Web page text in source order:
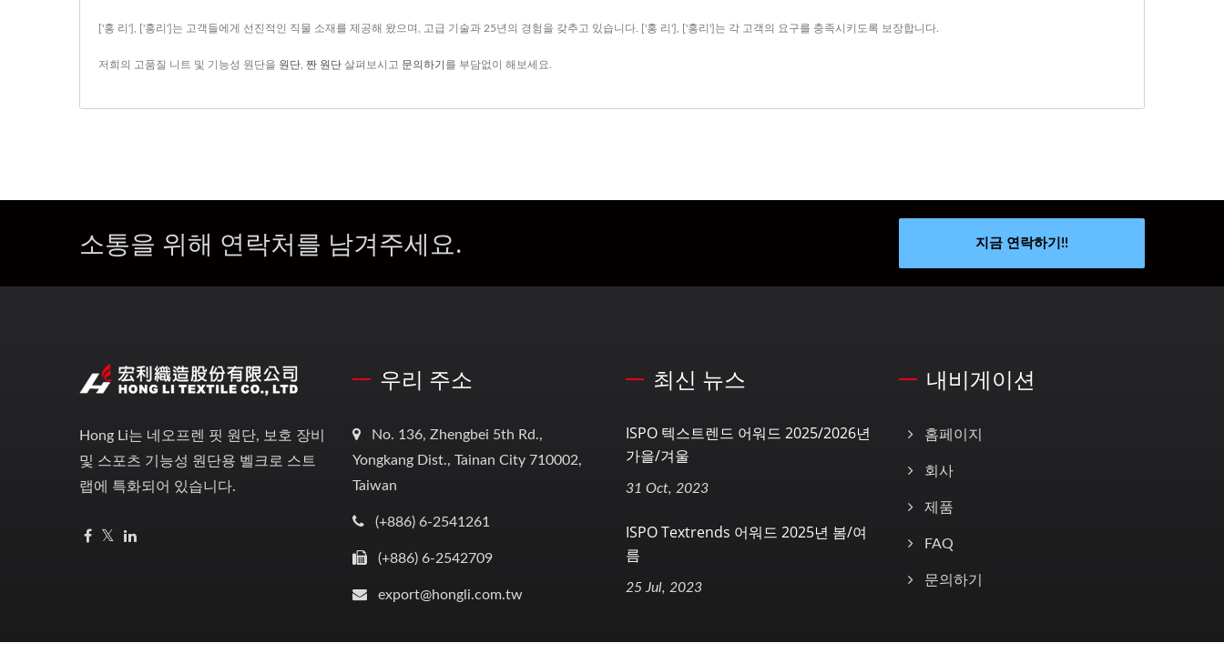
['홍 리'], ['홍리']는 고객들에게 선진적인 직물 소재를 제공해 왔으며, 고급 기술과 25년의 경험을 갖추고 있습니다. ['홍 리'], ['홍리']는 각 고객의 요구를 충족시키도록 보장합니다.
저희의 고품질 니트 및 기능성 원단을 원단 짠 원단 살펴보시고 문의하기 를 부담없이 해보세요.
소통을 위해 연락처를 남겨주세요. 지금 연락하기!!
Hong Li는 네오프렌 핏 원단, 보호 장비
및 스포츠 기능성 원단용 벨크로 스트
랩에 특화되어 있습니다.
우리 주소
No. 136, Zhengbei 5th Rd.,
Yongkang Dist., Tainan City 710002,
Taiwan
(+886) 6-2541261
(+886) 6-2542709
export@hongli.com.tw
최신 뉴스
ISPO 텍스트렌드 어워드 2025/2026년
가을/겨울
31 Oct, 2023
ISPO Textrends 어워드 2025년 봄/여
름
25 Jul, 2023
내비게이션
홈페이지
회사
제품
FAQ
문의하기